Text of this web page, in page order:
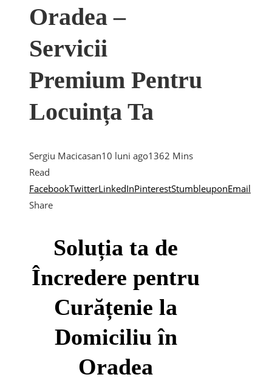
Oradea –
Servicii
Premium Pentru
Locuința Ta
Sergiu Macicasan10 luni ago1362 Mins
Read
FacebookTwitterLinkedInPinterestStumbleuponEmail
Share
Soluția ta de
Încredere pentru
Curățenie la
Domiciliu în
Oradea